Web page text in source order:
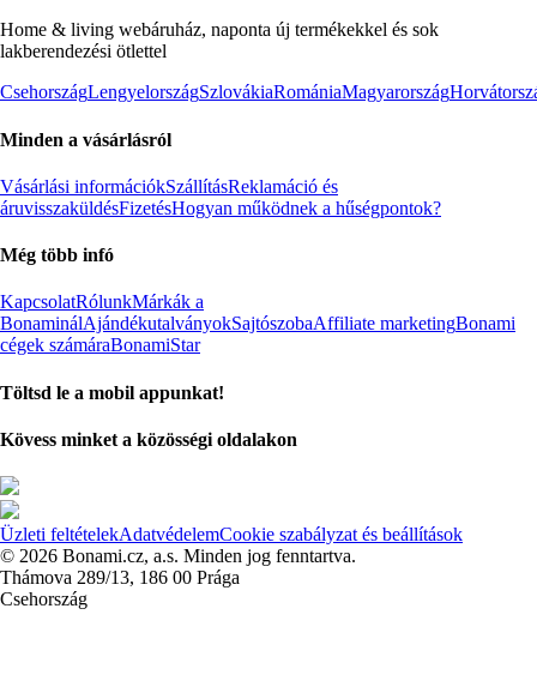
Home & living webáruház, naponta új termékekkel és sok
lakberendezési ötlettel
CsehországLengyelországSzlovákiaRomániaMagyarország
Minden a vásárlásról
Vásárlási információkSzállításReklamáció és
áruvisszaküldésFizetésHogyan működnek a hűségpontok?
Még több infó
KapcsolatRólunkMárkák a
BonaminálAjándékutalványokSajtószobaAffiliate marketingBonami
cégek számáraBonamiStar
Töltsd le a mobil appunkat!
Kövess minket a közösségi oldalakon
Üzleti feltételekAdatvédelemCookie szabályzat és beállítások
© 2026 Bonami.cz, a.s. Minden jog fenntartva.
Thámova 289/13, 186 00 Prága
Csehország